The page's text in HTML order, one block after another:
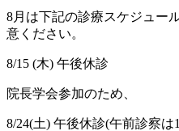
8月は下記の診療スケジュー
意ください。
8/15 (木) 午後休診
院長学会参加のため、
8/24(土) 午後休診(午前診察は